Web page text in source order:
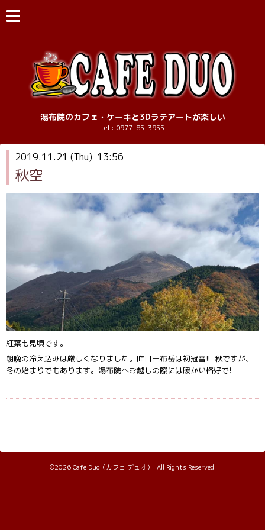
湯布院のカフェ・ケーキと3Dラテアートが楽しい
tel : 0977-85-3955
2019.11.21 (Thu) 13:56
秋空
紅葉も見頃です。
朝晩の冷え込みは厳しくなりました。昨日由布岳は初冠雪!! 秋ですが、
冬の始まりでもあります。湯布院へお越しの際には暖かい格好で!
©2026Cafe Duo（カフェ デュオ） . All Rights Reserved.